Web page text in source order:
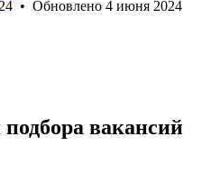
• Обновлено 4 июня 2024
вакансий